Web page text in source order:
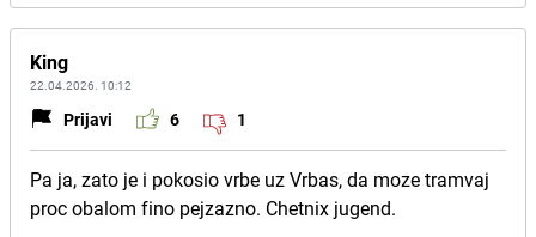
King
22.04.2026. 10:12
Prijavi 6 1
Pa ja, zato je i pokosio vrbe uz Vrbas, da moze tramvaj
proc obalom fino pejzazno. Chetnix jugend.